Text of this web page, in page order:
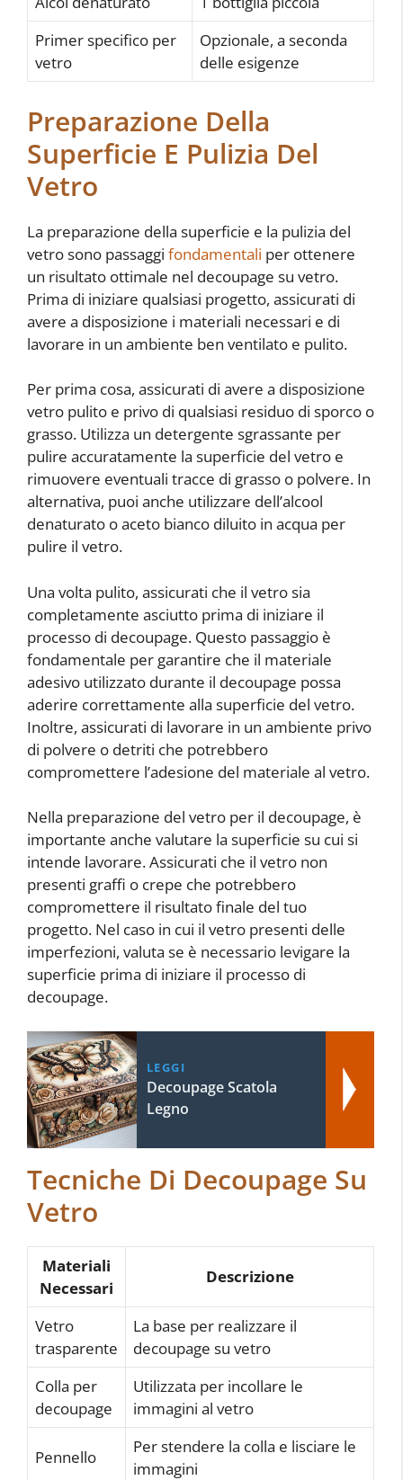
Primer specifico per
vetro
Opzionale, a seconda
delle esigenze
Preparazione Della
Superficie E Pulizia Del
Vetro
La preparazione della superficie e la pulizia del
vetro sono passaggi fondamentali per ottenere
un risultato ottimale nel decoupage su vetro.
Prima di iniziare qualsiasi progetto, assicurati di
avere a disposizione i materiali necessari e di
lavorare in un ambiente ben ventilato e pulito.
Per prima cosa, assicurati di avere a disposizione
vetro pulito e privo di qualsiasi residuo di sporco o
grasso. Utilizza un detergente sgrassante per
pulire accuratamente la superficie del vetro e
rimuovere eventuali tracce di grasso o polvere. In
alternativa, puoi anche utilizzare dell’alcool
denaturato o aceto bianco diluito in acqua per
pulire il vetro.
Una volta pulito, assicurati che il vetro sia
completamente asciutto prima di iniziare il
processo di decoupage. Questo passaggio è
fondamentale per garantire che il materiale
adesivo utilizzato durante il decoupage possa
aderire correttamente alla superficie del vetro.
Inoltre, assicurati di lavorare in un ambiente privo
di polvere o detriti che potrebbero
compromettere l’adesione del materiale al vetro.
Nella preparazione del vetro per il decoupage, è
importante anche valutare la superficie su cui si
intende lavorare. Assicurati che il vetro non
presenti graffi o crepe che potrebbero
compromettere il risultato finale del tuo
progetto. Nel caso in cui il vetro presenti delle
imperfezioni, valuta se è necessario levigare la
superficie prima di iniziare il processo di
decoupage.
LEGGI
Decoupage Scatola
Legno
Tecniche Di Decoupage Su
Vetro
Materiali
Necessari
Descrizione
Vetro
trasparente
La base per realizzare il
decoupage su vetro
Colla per
decoupage
Utilizzata per incollare le
immagini al vetro
Pennello
Per stendere la colla e lisciare le
immagini